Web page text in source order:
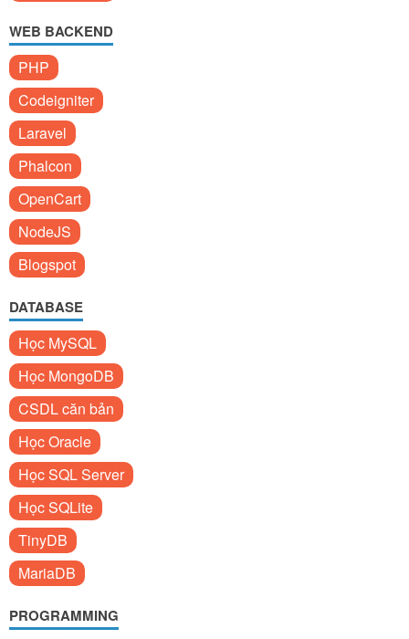
WEB BACKEND
PHP
Codeigniter
Laravel
Phalcon
OpenCart
NodeJS
Blogspot
DATABASE
Học MySQL
Học MongoDB
CSDL căn bản
Học Oracle
Học SQL Server
Học SQLite
TinyDB
MariaDB
PROGRAMMING